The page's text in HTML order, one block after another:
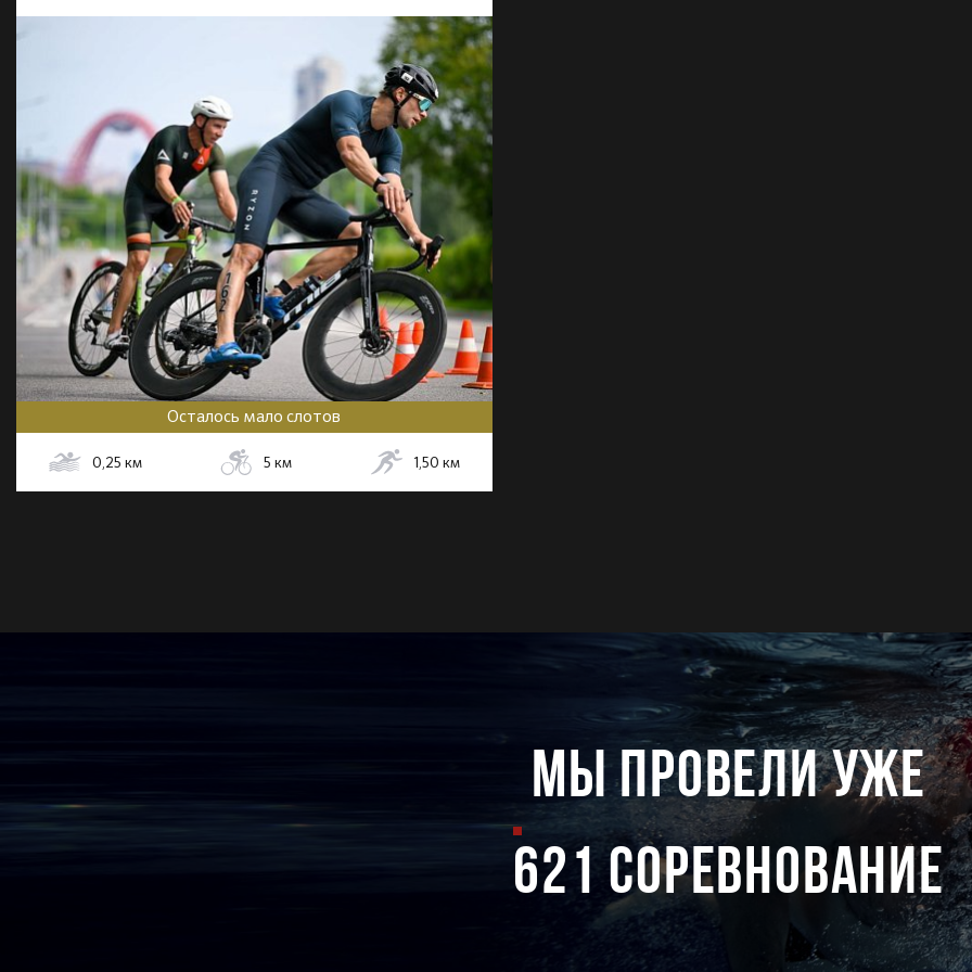
Осталось мало слотов
0,25 км 5км 1,50 км
мы провели уже
621 соревнование